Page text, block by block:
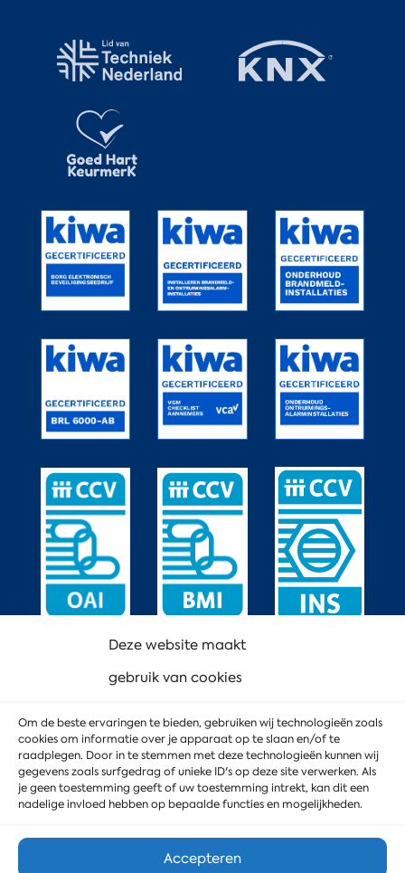
Deze website maakt
gebruik van cookies
Om de beste ervaringen te bieden, gebruiken wij technologieën zoals
cookies om informatie over je apparaat op te slaan en/of te
raadplegen. Door in te stemmen met deze technologieën kunnen wij
gegevens zoals surfgedrag of unieke ID's op deze site verwerken. Als
je geen toestemming geeft of uw toestemming intrekt, kan dit een
nadelige invloed hebben op bepaalde functies en mogelijkheden.
Accepteren